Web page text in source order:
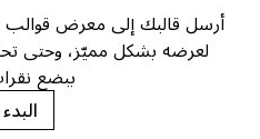
لعرضه بشكل مميّز، وحتى
ببضع نقرات
→